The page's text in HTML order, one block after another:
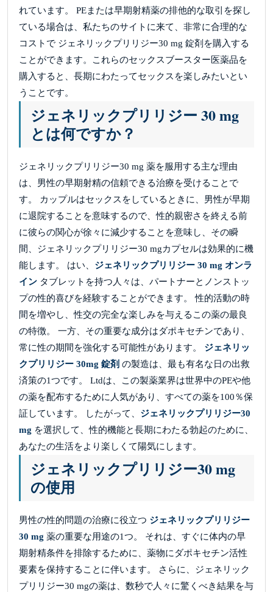
れています。 PEまたは早期射精薬の排他的な取引を探し
ている場合は、私たちのサイトに来て、非常に合理的な
コストで ジェネリックプリリジー30 mg 錠剤を購入する
ことができます。これらのセックスブースター医薬品を
購入すると、長期にわたってセックスを楽しみたいとい
うことです。
ジェネリックプリリジー 30 mg
とは何ですか？
ジェネリックプリリジー30 mg 薬を服用する主な理由
は、男性の早期射精の信頼できる治療を受けることで
す。 カップルはセックスをしているときに、男性が早期
に退院することを意味するので、性的親密さを終える前
に彼らの関心が徐々に減少することを意味し、その瞬
間、ジェネリックプリリジー30 mgカプセルは効果的に機
能します。 はい、 ジェネリックプリリジー 30 mg オンラ
イン タブレットを持つ人々は、パートナーとノンストッ
プの性的喜びを経験することができます。 性的活動の時
間を増やし、性交の完全な楽しみを与えるこの薬の最良
の特徴。 一方、その重要な成分はダポキセチンであり、
常に性の期間を強化する可能性があります。 ジェネリッ
クプリリジー 30mg 錠剤 の製造は、最も有名な日の出救
済策の1つです。 Ltdは、この製薬業界は世界中のPEや他
の薬を配布するために人気があり、すべての薬を100％保
証しています。 したがって、 ジェネリックプリリジー30
mg を選択して、性的機能と長期にわたる勃起のために、
あなたの生活をより楽しくて陽気にします。
ジェネリックプリリジー30 mg
の使用
男性の性的問題の治療に役立つ ジェネリックプリリジー
30 mg 薬の重要な用途の1つ。 それは、すぐに体内の早
期射精条件を排除するために、薬物にダポキセチン活性
要素を保持することに伴います。 さらに、ジェネリック
プリリジー30 mgの薬は、数秒で人々に驚くべき結果を与